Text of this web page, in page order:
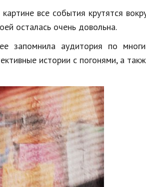
все события крутятся
осталась очень довольна.
запомнила аудитория по
истории с погонями, а